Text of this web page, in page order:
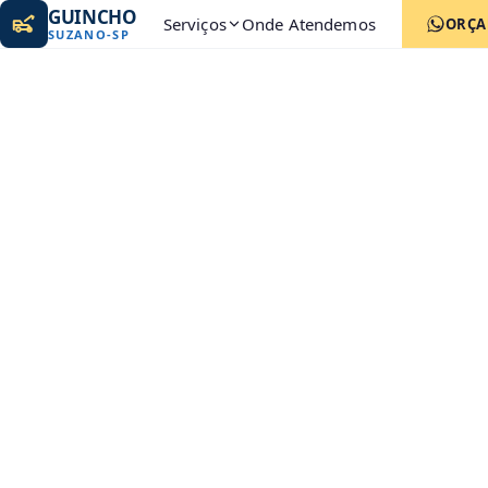
GUINCHO
SUZANO-SP Serviços Onde Atendemos